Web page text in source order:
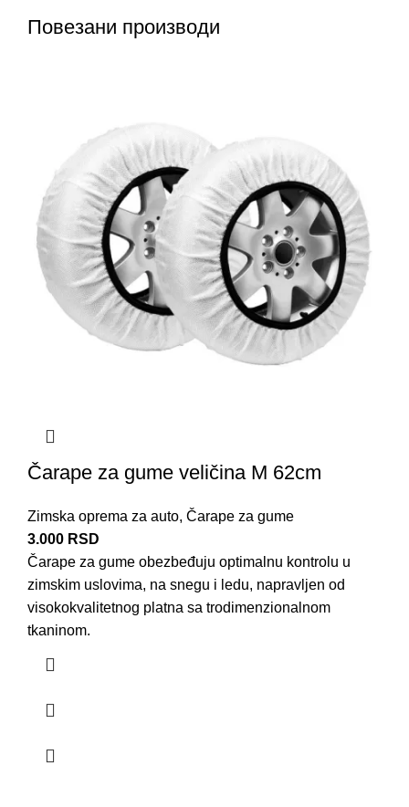
Повезани производи
Čarape za gume veličina M 62cm
Zimska oprema za auto, Čarape za gume
3.000 RSD
Čarape za gume obezbeđuju optimalnu kontrolu u
zimskim uslovima, na snegu i ledu, napravljen od
visokokvalitetnog platna sa trodimenzionalnom
tkaninom.